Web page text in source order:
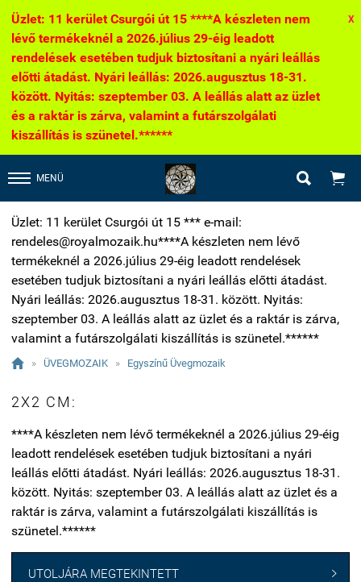
Üzlet: 11 kerület Csurgói út 15 ****A készleten nem
lévő termékeknél a 2026.július 29-éig leadott
rendelések esetében tudjuk biztosítani a nyári leállás
előtti átadást. Nyári leállás: 2026.augusztus 18-31.
között. Nyitás: szeptember 03. A leállás alatt az üzlet
és a raktár is zárva, valamint a futárszolgálati
kiszállítás is szünetel.******
X
MENÜ  
Üzlet: 11 kerület Csurgói út 15 *** e-mail:
rendeles@royalmozaik.hu****A készleten nem lévő
termékeknél a 2026.július 29-éig leadott rendelések
esetében tudjuk biztosítani a nyári leállás előtti átadást.
Nyári leállás: 2026.augusztus 18-31. között. Nyitás:
szeptember 03. A leállás alatt az üzlet és a raktár is zárva,
valamint a futárszolgálati kiszállítás is szünetel.******
 » ÜVEGMOZAIK » Egyszínű Üvegmozaik
2X2 CM:
****A készleten nem lévő termékeknél a 2026.július 29-éig
leadott rendelések esetében tudjuk biztosítani a nyári
leállás előtti átadást. Nyári leállás: 2026.augusztus 18-31.
között. Nyitás: szeptember 03. A leállás alatt az üzlet és a
raktár is zárva, valamint a futárszolgálati kiszállítás is
szünetel.******
UTOLJÁRA MEGTEKINTETT 